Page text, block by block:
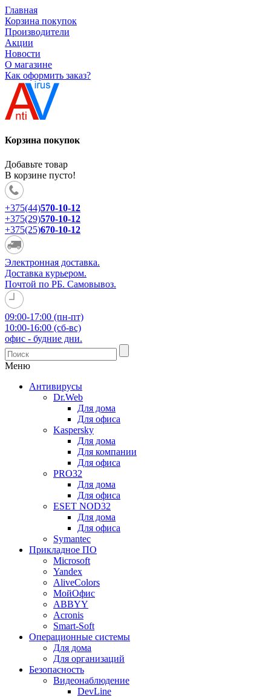
Главная
Корзина покупок
Производители
Акции
Новости
О магазине
Как оформить заказ?
Корзина покупок
Добавьте товар
В корзине пусто!
+375(44)570-10-12
+375(29)570-10-12
+375(25)670-10-12
Электронная доставка.
Доставка курьером.
Почтой по РБ. Самовывоз.
09:00-17:00 (пн-пт)
10:00-16:00 (сб-вс)
офис - будние дни.
Меню
Антивирусы
Dr.Web
Для дома
Для офиса
Kaspersky
Для дома
Для компании
Для офиса
PRO32
Для дома
Для офиса
ESET NOD32
Для дома
Для офиса
Symantec
Прикладное ПО
Microsoft
Yandex
AliveColors
МойОфис
ABBYY
Acronis
Smart-Soft
Операционные системы
Для дома
Для организаций
Безопасность
Видеонаблюдение
DevLine